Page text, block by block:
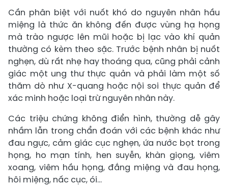
Cần phân biệt với nuốt khó do nguyên nhân hầu
miệng là thức ăn không đến được vùng hạ họng
mà trào ngược lên mũi hoặc bị lạc vào khí quản
thường có kèm theo sặc. Trước bệnh nhân bị nuốt
nghẹn, dù rất nhẹ hay thoáng qua, cũng phải cảnh
giác một ung thư thực quản và phải làm một số
thăm dò như X-quang hoặc nội soi thực quản để
xác minh hoặc loại trừ nguyên nhân này.
Các triệu chứng không điển hình, thường dễ gây
nhầm lẫn trong chẩn đoán với các bệnh khác như
đau ngực, cảm giác cục nghẹn, ứa nước bọt trong
họng, ho mạn tính, hen suyễn, khàn giọng, viêm
xoang, viêm hầu họng, đắng miệng và đau họng,
hôi miệng, nấc cục, ói…